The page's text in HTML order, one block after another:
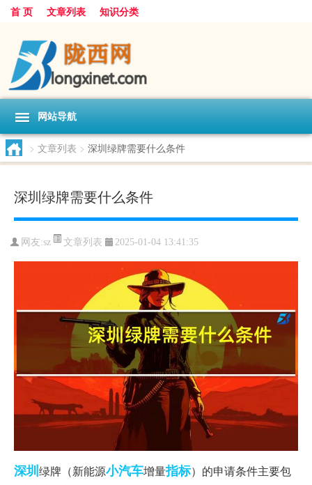
首 页 文章列表 知识分类
网站导航
> 文章列表 > 深圳绿牌需要什么条件
深圳绿牌需要什么条件
网友:sz 文章列表 2025-01-04 13:41:35
深圳绿牌（新能源小汽车增量指标）的申请条件主要包